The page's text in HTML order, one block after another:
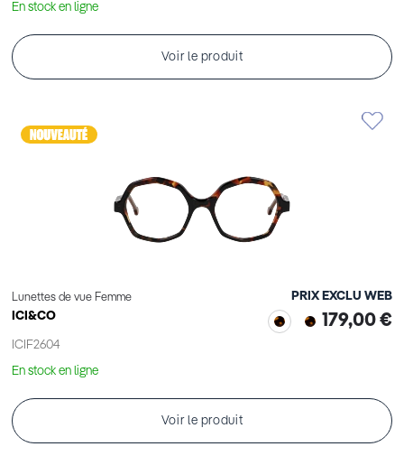
En stock en ligne
Voir le produit
Lunettes de vue Femme
ICI&CO
ICIF2604
PRIX EXCLU WEB
179,00 €
En stock en ligne
Voir le produit